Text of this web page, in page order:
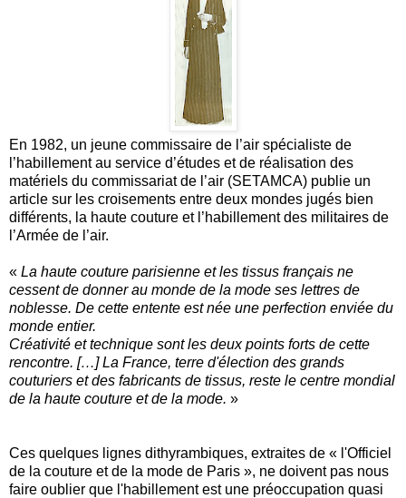
En 1982, un jeune commissaire de l’air spécialiste de
l’habillement au service d’études et de réalisation des
matériels du commissariat de l’air (SETAMCA) publie un
article sur les croisements entre deux mondes jugés bien
différents, la haute couture et l’habillement des militaires de
l’Armée de l’air.
« La haute couture parisienne et les tissus français ne
cessent de donner au monde de la mode ses lettres de
noblesse. De cette entente est née une perfection enviée du
monde entier.
Créativité et technique sont les deux points forts de cette
rencontre. […] La France, terre d'élection des grands
couturiers et des fabricants de tissus, reste le centre mondial
de la haute couture et de la mode. »
Ces quelques lignes dithyrambiques, extraites de « l'Officiel
de la couture et de la mode de Paris », ne doivent pas nous
faire oublier que l'habillement est une préoccupation quasi